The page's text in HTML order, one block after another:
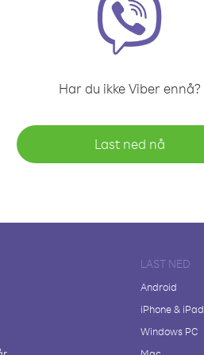
Har du ikke Viber ennå?
Last ned nå
LAST NED
Android
iPhone & iPad
Windows PC